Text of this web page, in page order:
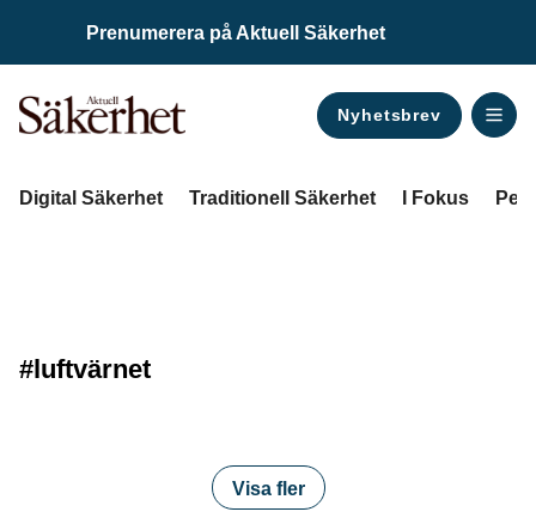
Prenumerera på Aktuell Säkerhet
Nyhetsbrev
Digital Säkerhet Traditionell Säkerhet I Fokus
#luftvärnet
Visa fler